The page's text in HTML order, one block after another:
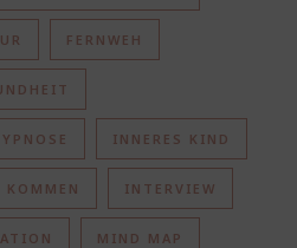
FERNWEH
INNERES KIND
INTERVIEW
MIND MAP